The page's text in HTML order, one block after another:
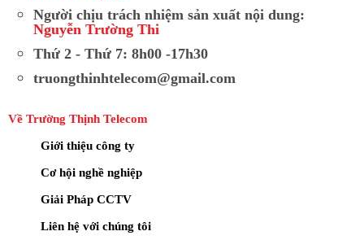
Người chịu trách nhiệm sản xuất nội dung:
Nguyễn Trường Thi
Thứ 2 - Thứ 7: 8h00 -17h30
truongthinhtelecom@gmail.com
Về Trường Thịnh Telecom
Giới thiệu công ty
Cơ hội nghề nghiệp
Giải Pháp CCTV
Liên hệ với chúng tôi